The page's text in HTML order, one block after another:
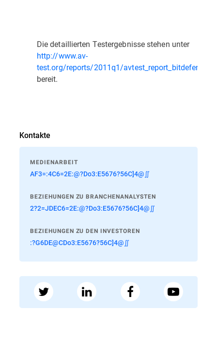
Die detaillierten Testergebnisse stehen unter
http://www.av-
test.org/reports/2011q1/
bereit.
Kontakte
MEDIENARBEIT
AF3=:4C6=2E:@?Do3:E5676?56C]4@∬
BEZIEHUNGEN ZU BRANCHENANALYSTEN
2?2=JDEC6=2E:@?Do3:E5676?56C]4@∬
BEZIEHUNGEN ZU DEN INVESTOREN
:?G6DE@CDo3:E5676?56C]4@∬